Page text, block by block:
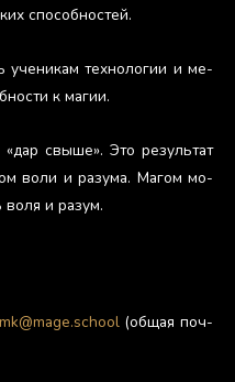
спо­соб­ностей.
уче­никам тех­но­логии и ме­
к ма­гии.
свы­ше». Это ре­зуль­тат
во­ли и ра­зума. Ма­гом мо­
во­ля и ра­зум.
(об­щая поч­